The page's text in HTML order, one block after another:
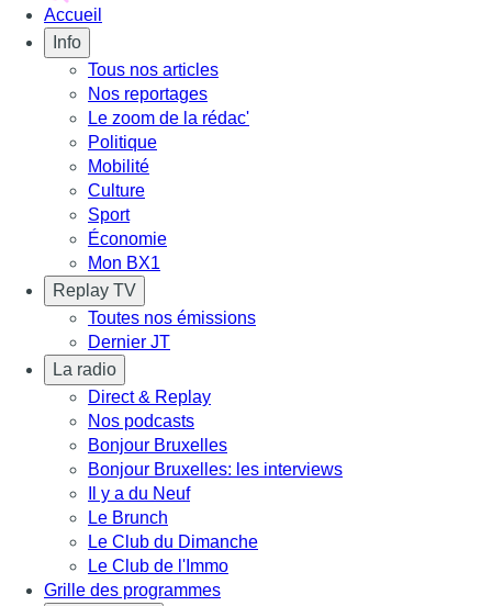
Accueil
Info
Tous nos articles
Nos reportages
Le zoom de la rédac'
Politique
Mobilité
Culture
Sport
Économie
Mon BX1
Replay TV
Toutes nos émissions
Dernier JT
La radio
Direct & Replay
Nos podcasts
Bonjour Bruxelles
Bonjour Bruxelles: les interviews
Il y a du Neuf
Le Brunch
Le Club du Dimanche
Le Club de l'Immo
Grille des programmes